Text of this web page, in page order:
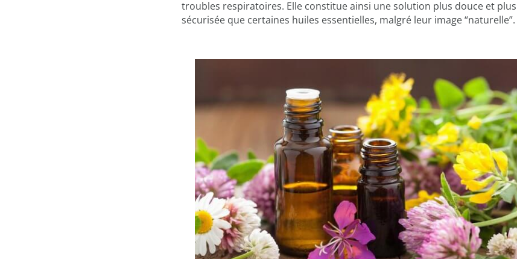
troubles respiratoires. Elle constitue ainsi une solution plus douce et plus
sécurisée que certaines huiles essentielles, malgré leur image “naturelle”.